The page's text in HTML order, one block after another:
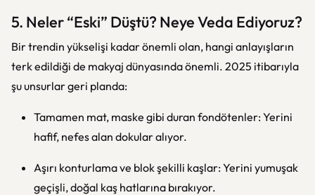
5. Neler “Eski” Düştü? Neye Veda Ediyoruz?
Bir trendin yükselişi kadar önemli olan, hangi anlayışların
terk edildiği de makyaj dünyasında önemli. 2025 itibarıyla
şu unsurlar geri planda:
Tamamen mat, maske gibi duran fondötenler: Yerini
hafif, nefes alan dokular alıyor.
Aşırı konturlama ve blok şekilli kaşlar: Yerini yumuşak
geçişli, doğal kaş hatlarına bırakıyor.